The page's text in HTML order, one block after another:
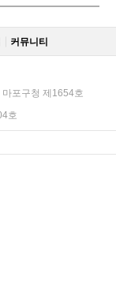
커뮤니티
포구청 제1654호
호